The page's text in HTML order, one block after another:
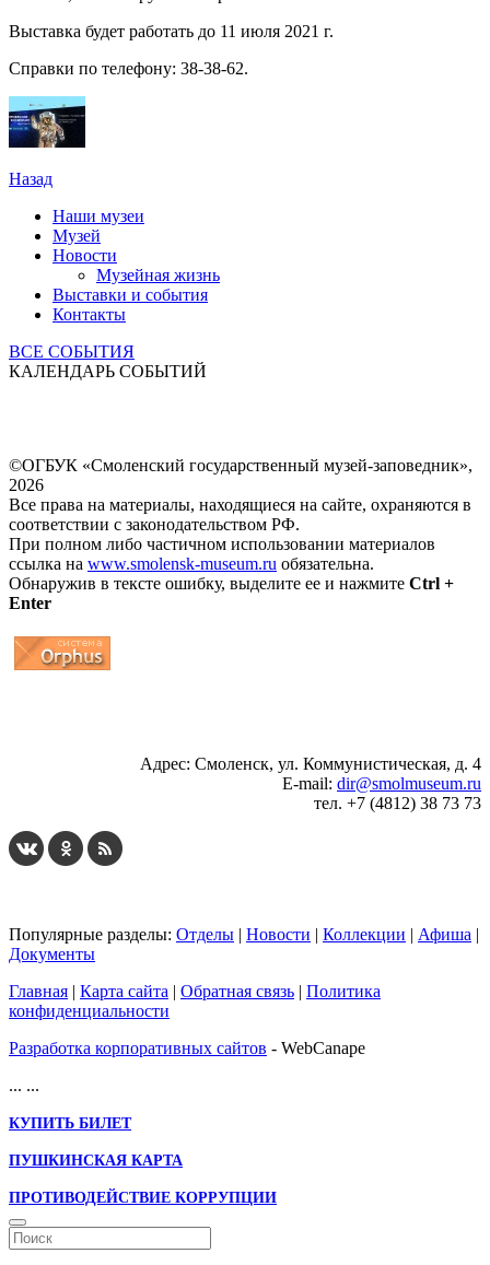
Выставка будет работать до 11 июля 2021 г.
Справки по телефону: 38-38-62.
Назад
Наши музеи
Музей
Новости
Музейная жизнь
Выставки и события
Контакты
ВСЕ СОБЫТИЯ
КАЛЕНДАРЬ СОБЫТИЙ
©ОГБУК «Смоленский государственный музей-заповедник»,
2026
Все права на материалы, находящиеся на сайте, охраняются в
соответствии с законодательством РФ.
При полном либо частичном использовании материалов
ссылка на www.smolensk-museum.ru обязательна.
Обнаружив в тексте ошибку, выделите ее и нажмите Ctrl +
Enter
Адрес: Смоленск, ул. Коммунистическая, д. 4
E-mail: dir@smolmuseum.ru
тел. +7 (4812) 38 73 73
Популярные разделы: Отделы | Новости | Коллекции | Афиша |
Документы
Главная | Карта сайта | Обратная связь | Политика
конфиденциальности
Разработка корпоративных сайтов - WebCanape
... ...
КУПИТЬ БИЛЕТ
ПУШКИНСКАЯ КАРТА
ПРОТИВОДЕЙСТВИЕ КОРРУПЦИИ